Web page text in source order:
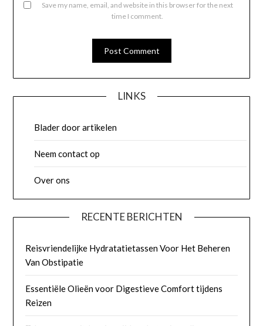
Save my name, email, and website in this browser for the next
time I comment.
LINKS
Blader door artikelen
Neem contact op
Over ons
RECENTE BERICHTEN
Reisvriendelijke Hydratatietassen Voor Het Beheren
Van Obstipatie
Essentiële Olieën voor Digestieve Comfort tijdens
Reizen